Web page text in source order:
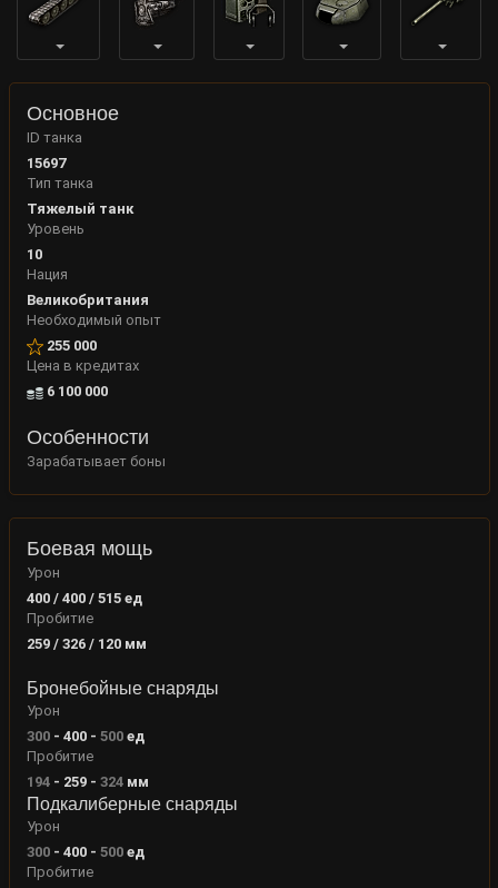
Основное
ID танка
15697
Тип танка
Тяжелый танк
Уровень
10
Нация
Великобритания
Необходимый опыт
255 000
Цена в кредитах
6 100 000
Особенности
Зарабатывает боны
Боевая мощь
Урон
400 / 400 / 515 ед
Пробитие
259 / 326 / 120 мм
Бронебойные снаряды
Урон
300- 400- 500ед
Пробитие
194- 259- 324 мм
Подкалиберные снаряды
Урон
300- 400- 500ед
Пробитие